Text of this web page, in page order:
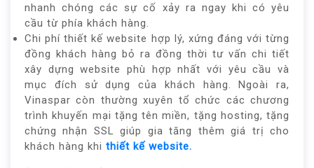
nhanh chóng các sự cố xảy ra ngay khi có yêu
cầu từ phía khách hàng.
Chi phí thiết kế website hợp lý, xứng đáng với từng
đồng khách hàng bỏ ra đồng thời tư vấn chi tiết
xây dựng website phù hợp nhất với yêu cầu và
mục đích sử dụng của khách hàng. Ngoài ra,
Vinaspar còn thường xuyên tổ chức các chương
trình khuyến mại tặng tên miền, tặng hosting, tặng
chứng nhận SSL giúp gia tăng thêm giá trị cho
khách hàng khi thiết kế website.